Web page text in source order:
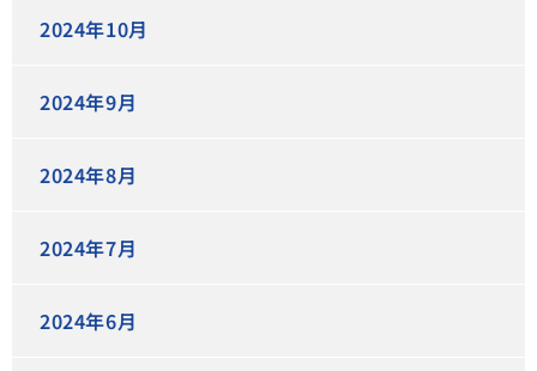
2024年10月
2024年9月
2024年8月
2024年7月
2024年6月